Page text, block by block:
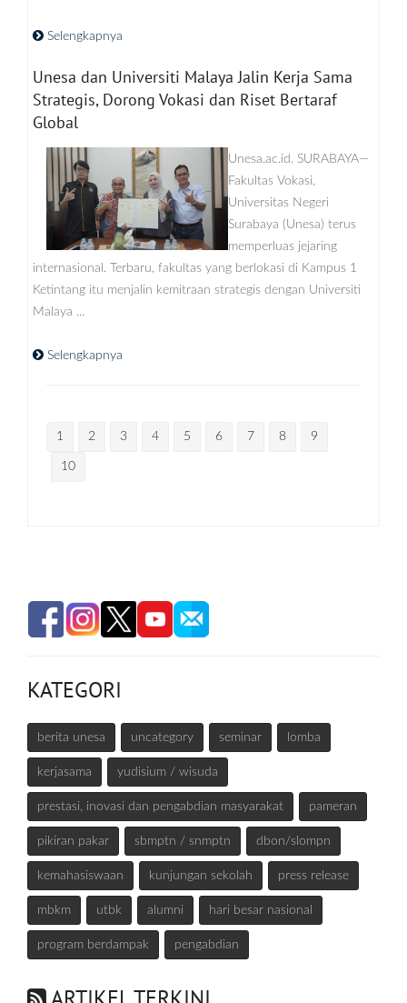
Selengkapnya
Unesa dan Universiti Malaya Jalin Kerja Sama
Strategis, Dorong Vokasi dan Riset Bertaraf
Global
Unesa.ac.id. SURABAYA—
Fakultas Vokasi,
Universitas Negeri
Surabaya (Unesa) terus
memperluas jejaring
internasional. Terbaru, fakultas yang berlokasi di Kampus 1
Ketintang itu menjalin kemitraan strategis dengan Universiti
Malaya ...
Selengkapnya
1 2 3 4 5 6 7 8 9
10
KATEGORI
berita unesa uncategory seminar lomba
kerjasama yudisium / wisuda
prestasi, inovasi dan pengabdian masyarakat pameran
pikiran pakar sbmptn / snmptn dbon/slompn
kemahasiswaan kunjungan sekolah press release
mbkm utbk alumni hari besar nasional
program berdampak pengabdian